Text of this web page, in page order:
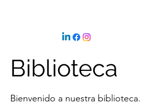
Biblioteca
Bienvenido a nuestra biblioteca.